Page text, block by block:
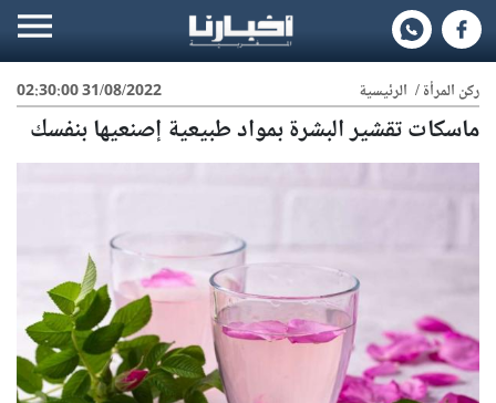
31/08/2022 02:30:00 ركن المرأة/ الرئيسية
ماسكات تقشير البشرة بمواد طبيعية إصنعيها بنفسك